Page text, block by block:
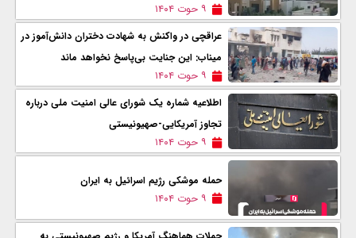
۹ حوت ۱۴۰۴
عراقچی در واکنش به شهادت دختران دانش‌آموز در
میناب: این جنایت بی‌پاسخ نخواهد ماند
۹ حوت ۱۴۰۴
اطلاعیه شماره یک شورای عالی امنیت ملی درباره
تجاوز آمریکایی-صهیونیستی
۹ حوت ۱۴۰۴
حمله موشکی رژیم اسرائیل به ایران
۹ حوت ۱۴۰۴